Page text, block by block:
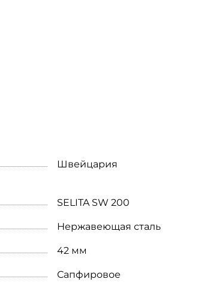
Швейцария
SELITA SW 200
Нержавеющая сталь
42 мм
Сапфировое